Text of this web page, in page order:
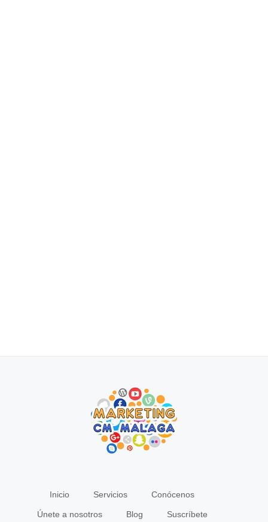
Inicio Servicios Conócenos
Únete a nosotros Blog Suscríbete